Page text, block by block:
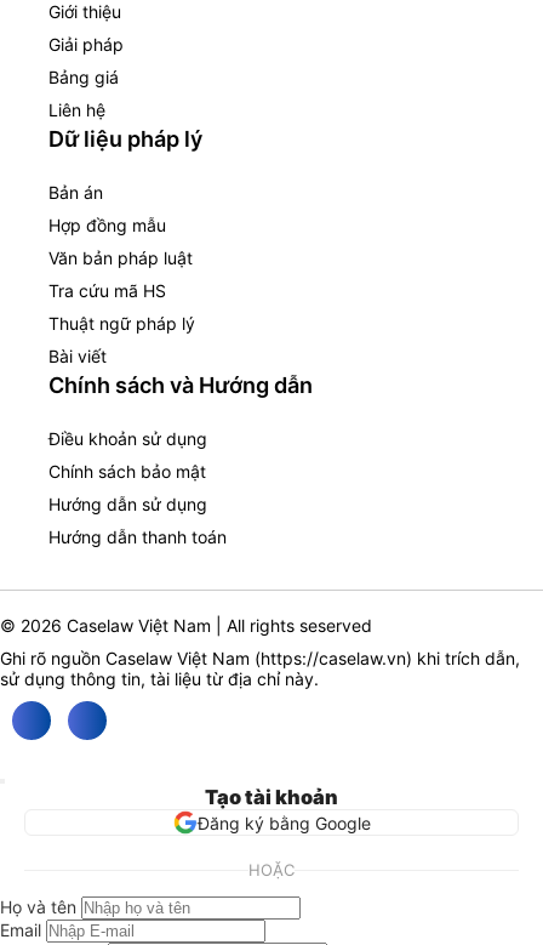
Giới thiệu
Giải pháp
Bảng giá
Liên hệ
Dữ liệu pháp lý
Bản án
Hợp đồng mẫu
Văn bản pháp luật
Tra cứu mã HS
Thuật ngữ pháp lý
Bài viết
Chính sách và Hướng dẫn
Điều khoản sử dụng
Chính sách bảo mật
Hướng dẫn sử dụng
Hướng dẫn thanh toán
© 2026 Caselaw Việt Nam | All rights seserved
Ghi rõ nguồn Caselaw Việt Nam (https://caselaw.vn) khi trích dẫn,
sử dụng thông tin, tài liệu từ địa chỉ này.
Tạo tài khoản
Đăng ký bằng Google
HOẶC
Họ và tên
Email